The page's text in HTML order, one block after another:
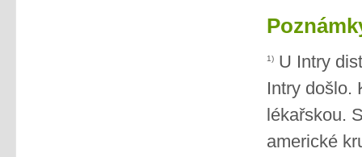
1)
U Intry
Intry došlo.
lékařskou.
americké